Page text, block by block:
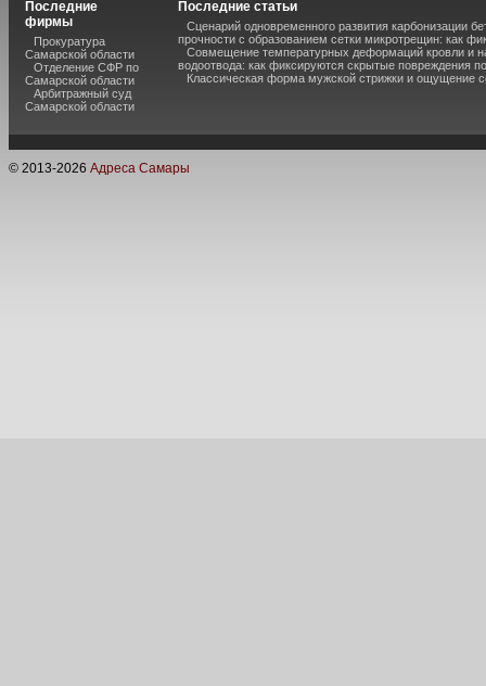
Последние
фирмы
Прокуратура
Самарской области
Отделение СФР по
Самарской области
Арбитражный суд
Самарской области
Последние статьи
Сценарий одновременного развития карбонизации
прочности с образованием сетки микротрещин: как
Совмещение температурных деформаций кровли и
водоотвода: как фиксируются скрытые повреждения
Классическая форма мужской стрижки и ощущение
© 2013-2026 Адреса Самары